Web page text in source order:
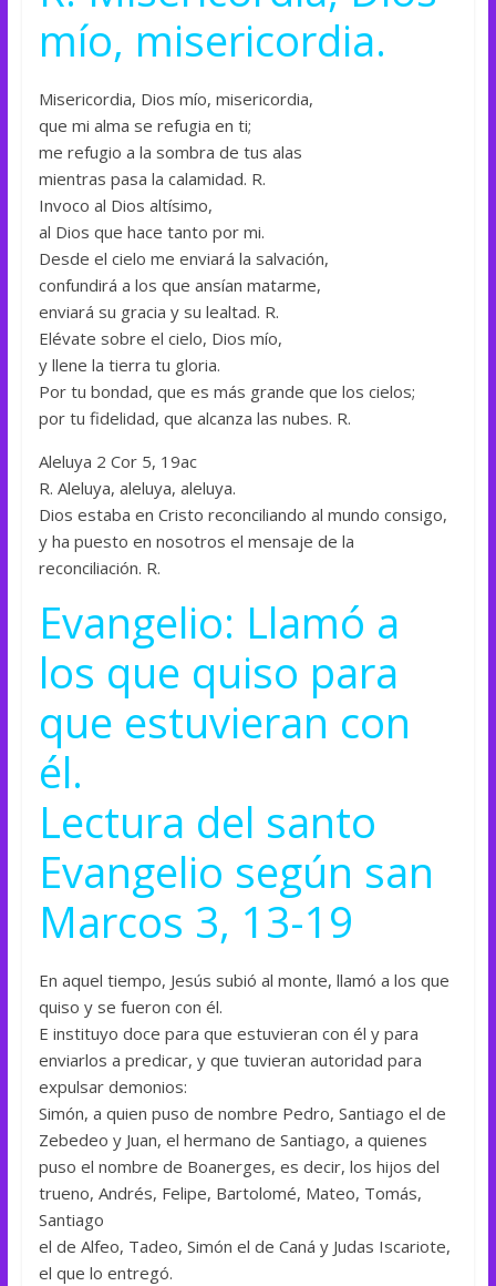
mío, misericordia.
Misericordia, Dios mío, misericordia,
que mi alma se refugia en ti;
me refugio a la sombra de tus alas
mientras pasa la calamidad. R.
Invoco al Dios altísimo,
al Dios que hace tanto por mi.
Desde el cielo me enviará la salvación,
confundirá a los que ansían matarme,
enviará su gracia y su lealtad. R.
Elévate sobre el cielo, Dios mío,
y llene la tierra tu gloria.
Por tu bondad, que es más grande que los cielos;
por tu fidelidad, que alcanza las nubes. R.
Aleluya 2 Cor 5, 19ac
R. Aleluya, aleluya, aleluya.
Dios estaba en Cristo reconciliando al mundo consigo,
y ha puesto en nosotros el mensaje de la
reconciliación. R.
Evangelio: Llamó a
los que quiso para
que estuvieran con
él.
Lectura del santo
Evangelio según san
Marcos 3, 13-19
En aquel tiempo, Jesús subió al monte, llamó a los que
quiso y se fueron con él.
E instituyo doce para que estuvieran con él y para
enviarlos a predicar, y que tuvieran autoridad para
expulsar demonios:
Simón, a quien puso de nombre Pedro, Santiago el de
Zebedeo y Juan, el hermano de Santiago, a quienes
puso el nombre de Boanerges, es decir, los hijos del
trueno, Andrés, Felipe, Bartolomé, Mateo, Tomás,
Santiago
el de Alfeo, Tadeo, Simón el de Caná y Judas Iscariote,
el que lo entregó.